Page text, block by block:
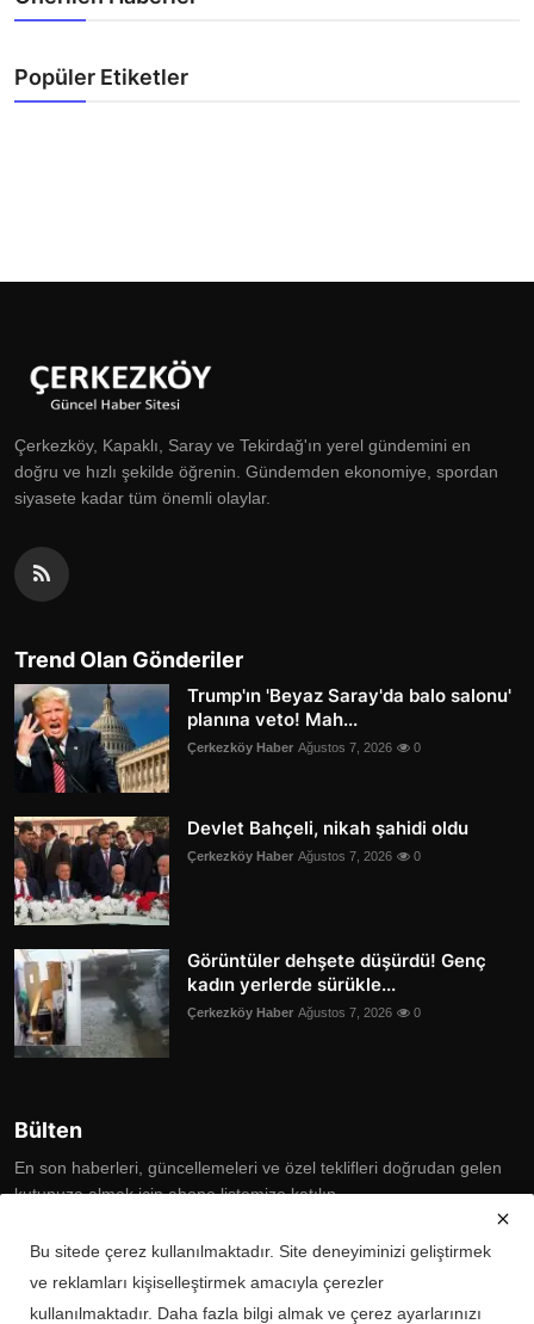
Popüler Etiketler
Çerkezköy, Kapaklı, Saray ve Tekirdağ'ın yerel gündemini en
doğru ve hızlı şekilde öğrenin. Gündemden ekonomiye, spordan
siyasete kadar tüm önemli olaylar.
Trend Olan Gönderiler
Trump'ın 'Beyaz Saray'da balo salonu'
planına veto! Mah...
Çerkezköy Haber Ağustos 7, 2026 0
Devlet Bahçeli, nikah şahidi oldu
Çerkezköy Haber Ağustos 7, 2026 0
Görüntüler dehşete düşürdü! Genç
kadın yerlerde sürükle...
Çerkezköy Haber Ağustos 7, 2026 0
Bülten
En son haberleri, güncellemeleri ve özel teklifleri doğrudan gelen
kutunuza almak için abone listemize katılın
Subscribe
Bu sitede çerez kullanılmaktadır. Site deneyiminizi geliştirmek
ve reklamları kişiselleştirmek amacıyla çerezler
kullanılmaktadır. Daha fazla bilgi almak ve çerez ayarlarınızı